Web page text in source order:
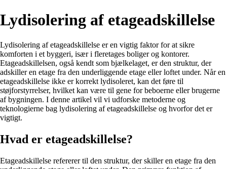
Lydisolering af etageadskillelse
Lydisolering af etageadskillelse er en vigtig faktor for at sikre
komforten i et byggeri, især i fleretages boliger og kontorer.
Etageadskillelsen, også kendt som bjælkelaget, er den struktur, der
adskiller en etage fra den underliggende etage eller loftet under. Når en
etageadskillelse ikke er korrekt lydisoleret, kan det føre til
støjforstyrrelser, hvilket kan være til gene for beboerne eller brugerne
af bygningen. I denne artikel vil vi udforske metoderne og
teknologierne bag lydisolering af etageadskillelse og hvorfor det er
vigtigt.
Hvad er etageadskillelse?
Etageadskillelse refererer til den struktur, der skiller en etage fra den